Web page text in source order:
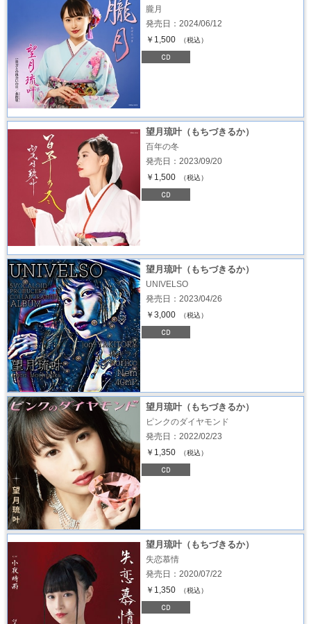
朧月
発売日：2024/06/12
￥1,500
（税込）
望月琉叶（もちづきるか）
百年の冬
発売日：2023/09/20
￥1,500
（税込）
望月琉叶（もちづきるか）
UNIVELSO
発売日：2023/04/26
￥3,000
（税込）
望月琉叶（もちづきるか）
ピンクのダイヤモンド
発売日：2022/02/23
￥1,350
（税込）
望月琉叶（もちづきるか）
失恋慕情
発売日：2020/07/22
￥1,350
（税込）